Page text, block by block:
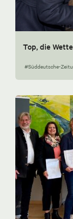
Top, die
#Süddeutsche-